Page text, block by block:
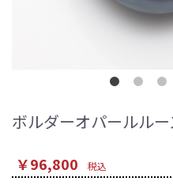
ボルダーオパールルー
￥96,800 税込